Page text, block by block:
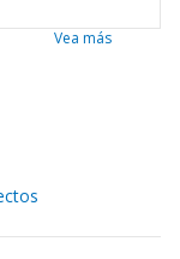
Vea más